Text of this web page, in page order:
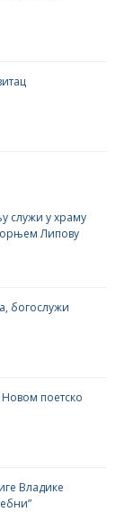
служи у храму
Липову
богослужи
поетско
Владике